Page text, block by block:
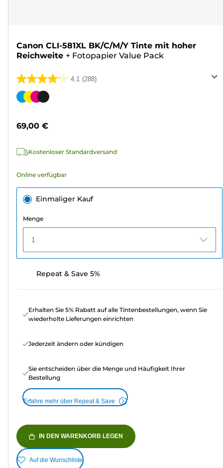
Canon CLI-581XL BK/C/M/Y Tinte mit hoher
Reichweite + Fotopapier Value Pack
4.1 (288)
4.1
von
288
Farbpatrone
69,00 €
Kostenloser Standardversand
Online verfügbar
Einmaliger Kauf
Menge
1
Repeat & Save 5%
Erhalten Sie 5% Rabatt auf alle Tintenbestellungen, wenn Sie
wiederholte Lieferungen einrichten
Jederzeit ändern oder kündigen
Sie entscheiden über die Menge und Häufigkeit Ihrer
Bestellung
Erfahre mehr über Repeat & Save
IN DEN WARENKORB LEGEN
Auf die Wunschliste